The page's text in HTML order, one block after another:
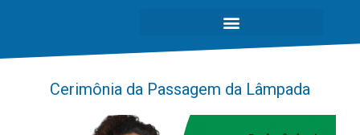
Cerimônia da Passagem da Lâmpada